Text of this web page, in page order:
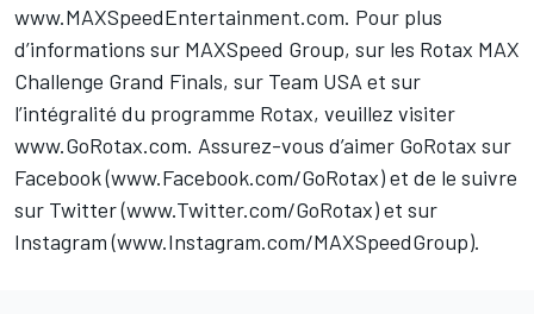
www.MAXSpeedEntertainment.com. Pour plus
d’informations sur MAXSpeed Group, sur les Rotax MAX
Challenge Grand Finals, sur Team USA et sur
l’intégralité du programme Rotax, veuillez visiter
www.GoRotax.com. Assurez-vous d’aimer GoRotax sur
Facebook (www.Facebook.com/GoRotax) et de le suivre
sur Twitter (www.Twitter.com/GoRotax) et sur
Instagram (www.Instagram.com/MAXSpeedGroup).